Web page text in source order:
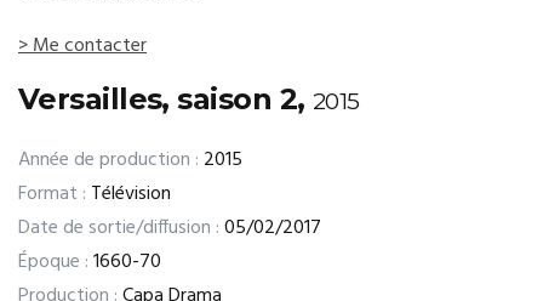
> Me contacter
Versailles, saison 2, 2015
Année de production : 2015
Format : Télévision
Date de sortie/diffusion :05/02/2017
Époque :1660-70